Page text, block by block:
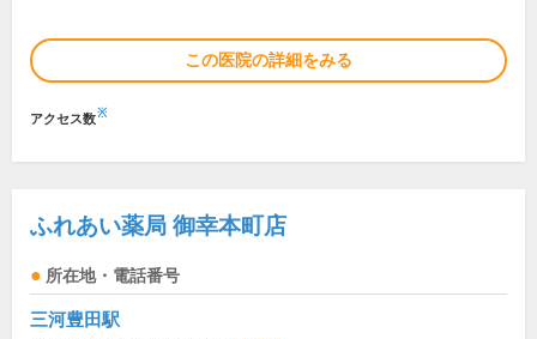
この医院の詳細をみる
アクセス数※
ふれあい薬局 御幸本町店
所在地・電話番号
三河豊田駅